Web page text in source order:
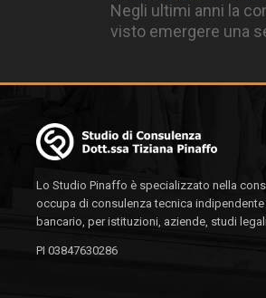
Negli ultimi anni la
visto emergere una
Lo Studio Pinaffo è specializzato nella
occupa di consulenza tecnica
bancario, per istituzioni, aziende, studi
PI 03847630286